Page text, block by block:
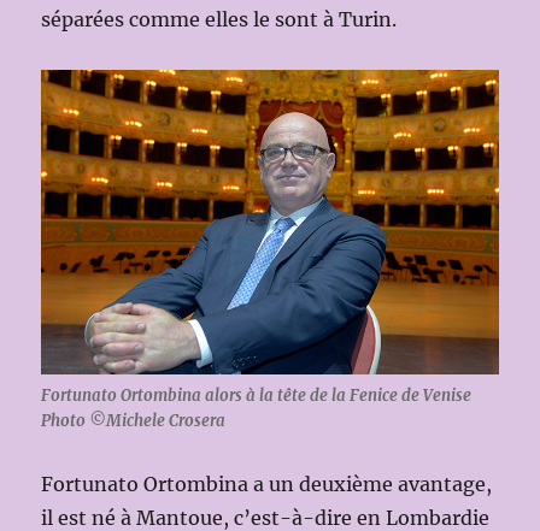
séparées comme elles le sont à Turin.
Fortunato Ortombina alors à la tête de la Fenice de Venise
Photo ©Michele Crosera
Fortunato Ortombina a un deuxième avantage,
il est né à Mantoue, c’est-à-dire en Lombardie